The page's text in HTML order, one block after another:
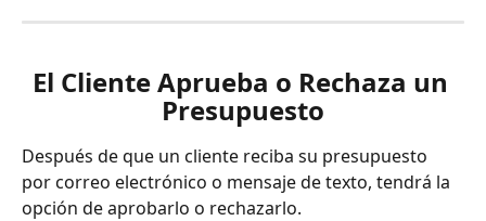
El Cliente Aprueba o Rechaza un
Presupuesto
Después de que un cliente reciba su presupuesto
por correo electrónico o mensaje de texto, tendrá la
opción de aprobarlo o rechazarlo.